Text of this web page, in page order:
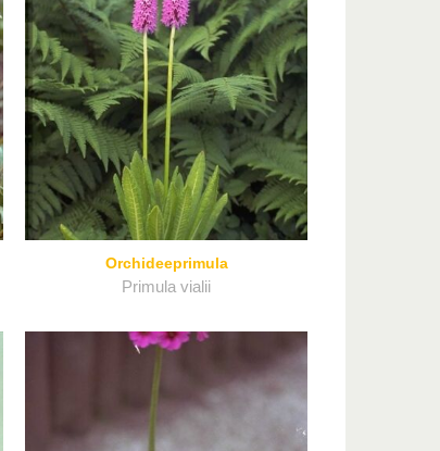
Orchideeprimula
Primula vialii